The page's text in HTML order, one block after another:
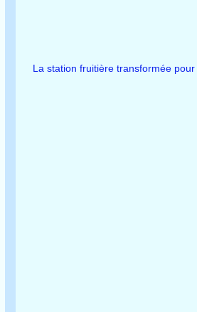
La station fruitière transformée